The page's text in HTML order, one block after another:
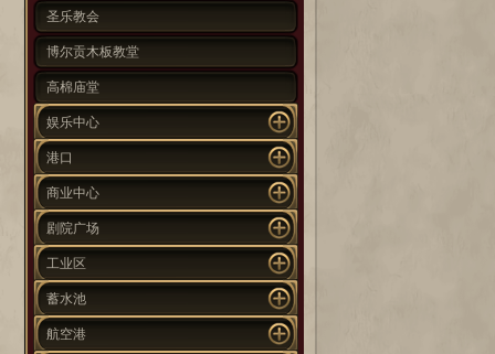
圣乐教会
博尔贡木板教堂
高棉庙堂
娱乐中心
港口
商业中心
剧院广场
工业区
蓄水池
航空港